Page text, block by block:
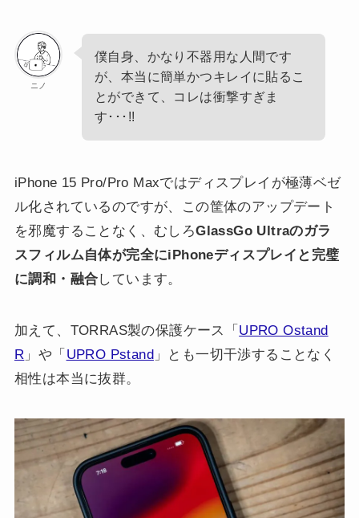
ニノ
僕自身、かなり不器用な人間です
が、本当に簡単かつキレイに貼るこ
とができて、コレは衝撃すぎま
す･･･!!
iPhone 15 Pro/Pro Maxではディスプレイが極薄ベゼ
ル化されているのですが、この筐体のアップデート
を邪魔することなく、むしろGlassGo Ultraのガラ
スフィルム自体が完全にiPhoneディスプレイと完璧
に調和・融合しています。
加えて、TORRAS製の保護ケース「 UPRO Ostand
R 」や「 UPRO Pstand」とも一切干渉することなく
相性は本当に抜群。